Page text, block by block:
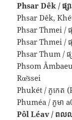
Phsar Dêk / ផ្ស
Phsar Dêk,
Phsar Thmei / ផ្
Phsar Thmei / ផ្
Phsar Thum / ផ្
Phsom
Rœ̆ssei
Phukét / ភូកេត
Phuméa / ភូមា
Pôl Léav / ពល